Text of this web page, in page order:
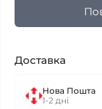
Доставка
Нова Пошта
1-2 дні